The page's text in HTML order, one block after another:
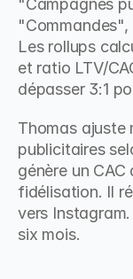
"Campagnes
Les rollups
et ratio LTV/
dépasser 3:1
Thomas ajuste
publicitaires
génère un
fidélisation. Il
vers
six mois.